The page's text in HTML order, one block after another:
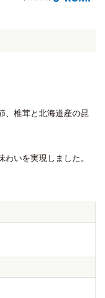
、椎茸と北海道産の昆
いを実現しました。